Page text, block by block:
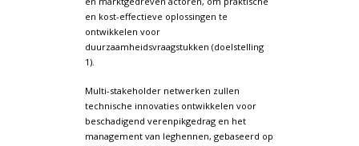
en kost-effectieve oplossingen te
ontwikkelen voor
duurzaamheidsvraagstukken (doelstelling
1).
Multi-stakeholder netwerken zullen
technische innovaties ontwikkelen voor
beschadigend verenpikgedrag en het
management van leghennen, gebaseerd op